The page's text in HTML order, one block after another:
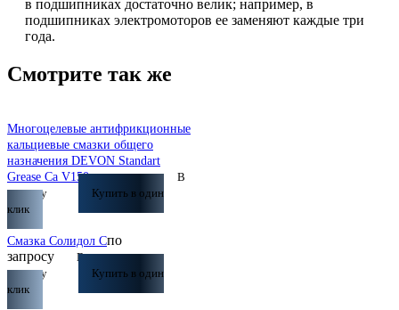
в подшипниках достаточно велик; например, в
подшипниках электромоторов ее заменяют каждые три
года.
Смотрите так же
Многоцелевые антифрикционные
кальциевые смазки общего
назначения DEVON Standart
Grease Ca V150по запросу
В
корзину
Купить в один
клик
Смазка Солидол Спо
запросу
В
корзину
Купить в один
клик